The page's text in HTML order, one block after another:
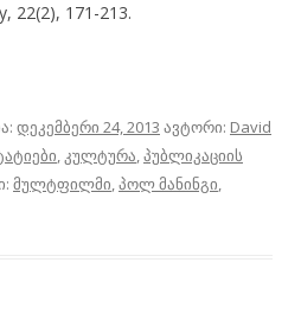
22(2), 171-213.
დეკემბერი 24, 2013 ავტორი: David
,კულტურა,პუბლიკაციის
მულტფილმი,პოლ მანინგი,